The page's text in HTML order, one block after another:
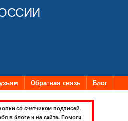
Обратная связь Блог
со счетчиком подписей.
в блоге и на сайте. Помоги